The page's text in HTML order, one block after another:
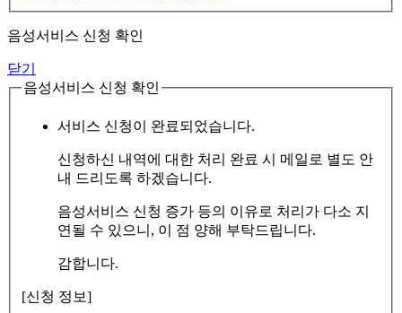
음성서비스 신청 확인
닫기
음성서비스 신청 확인
서비스 신청이 완료되었습니다.
신청하신 내역에 대한 처리 완료 시 메일로 별도 안
내 드리도록 하겠습니다.
음성서비스 신청 증가 등의 이유로 처리가 다소 지
연될 수 있으니, 이 점 양해 부탁드립니다.
감합니다.
[신청 정보]